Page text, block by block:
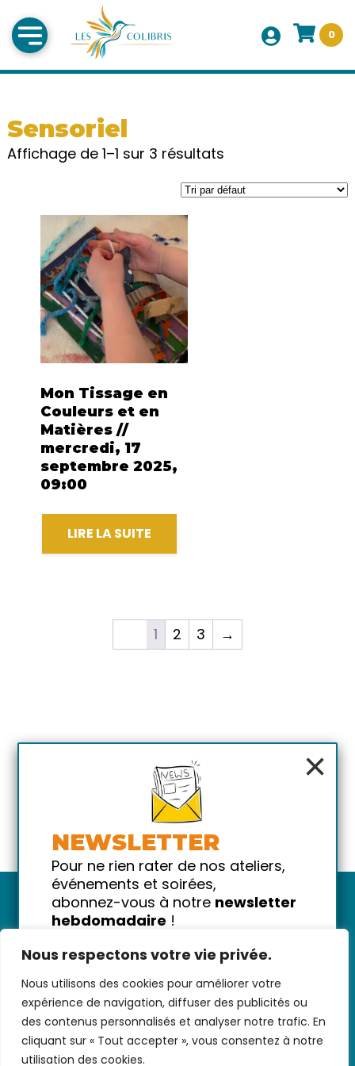
Nous respectons votre vie privée.
Nous utilisons des cookies pour améliorer votre
expérience de navigation, diffuser des publicités ou
des contenus personnalisés et analyser notre trafic. En
cliquant sur « Tout accepter », vous consentez à notre
utilisation des cookies.
0
Sensoriel
Affichage de 1–1 sur 3 résultats
Mon Tissage en
Couleurs et en
Matières //
mercredi, 17
septembre 2025,
09:00
LIRE LA SUITE
1 2 3 →
Nous contacter- CGV/CGU-Données
personnelles-Infos pratiques- FAQ
×
NEWSLETTER
Pour ne rien rater de nos ateliers,
événements et soirées,
abonnez-vous à notre newsletter
hebdomadaire !
!
Votre email